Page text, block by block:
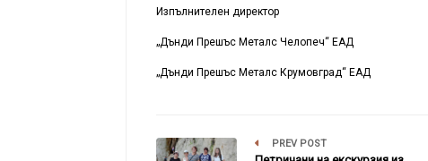
Изпълнителен директор
„Дънди Прешъс Металс Челопеч“ ЕАД
„Дънди Прешъс Металс Крумовград“ ЕАД
PREV POST